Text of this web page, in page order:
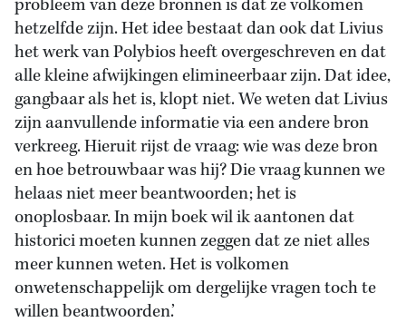
probleem van deze bronnen is dat ze volkomen
hetzelfde zijn. Het idee bestaat dan ook dat Livius
het werk van Polybios heeft overgeschreven en dat
alle kleine afwijkingen elimineerbaar zijn. Dat idee,
gangbaar als het is, klopt niet. We weten dat Livius
zijn aanvullende informatie via een andere bron
verkreeg. Hieruit rijst de vraag: wie was deze bron
en hoe betrouwbaar was hij? Die vraag kunnen we
helaas niet meer beantwoorden; het is
onoplosbaar. In mijn boek wil ik aantonen dat
historici moeten kunnen zeggen dat ze niet alles
meer kunnen weten. Het is volkomen
onwetenschappelijk om dergelijke vragen toch te
willen beantwoorden.’